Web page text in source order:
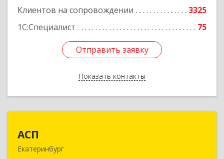
Клиентов на сопровождении
3325
1С:Специалист
75
Отправить заявку
Показать контакты
Отправить заявку
Назад
АСП
Екатеринбург
620075, Свердловская обл, Екатеринбург г,